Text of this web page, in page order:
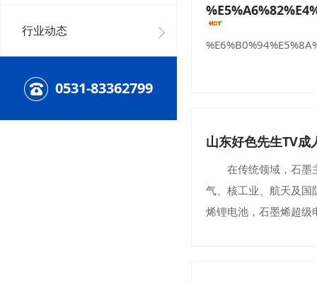
行业动态
0531-83362799
山东好色先生TV
在传统领域，石墨主
气、核工业、航天
烯锂电池，石墨烯超级